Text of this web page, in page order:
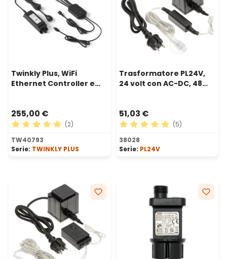
Twinkly Plus, WiFi
Ethernet Controller e
255,00 €
Valutazione media di 5 su 5 stelle
(2)
TW40793
Serie: TWINKLY PLUS
Trasformatore PL24V,
24 volt con AC-DC, 48
51,03 €
Valutazione media di 5 su
(5)
38028
Serie: PL24V